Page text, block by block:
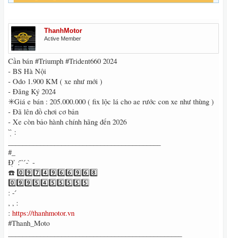
ThanhMotor
Active Member
Cần bán #Triumph #Trident660 2024
- BS Hà Nội
- Odo 1.900 KM ( xe như mới )
- Đăng Ký 2024
✳️Giá e bán : 205.000.000 ( fix lộc lá cho ae rước con xe như thùng )
- Đã lên đồ chơi cơ bản
- Xe còn bảo hành chính hãng đến 2026
̂́ ̂ ̣̂ :
#_
Đ̣ ̉ : ̃ ̉ ́- ̀ -
☎️ 0️⃣9️⃣7️⃣4️⃣9️⃣6️⃣6️⃣9️⃣6️⃣8️⃣
0️⃣9️⃣9️⃣5️⃣4️⃣5️⃣5️⃣5️⃣5️⃣5️⃣
: - ́
, , :
: https://thanhmotor.vn
#Thanh_Moto